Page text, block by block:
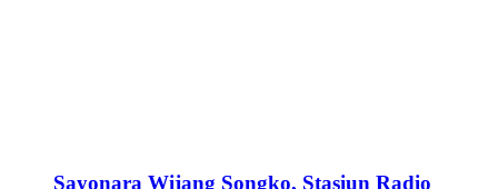
Sayonara Wijang Songko, Stasiun Radio